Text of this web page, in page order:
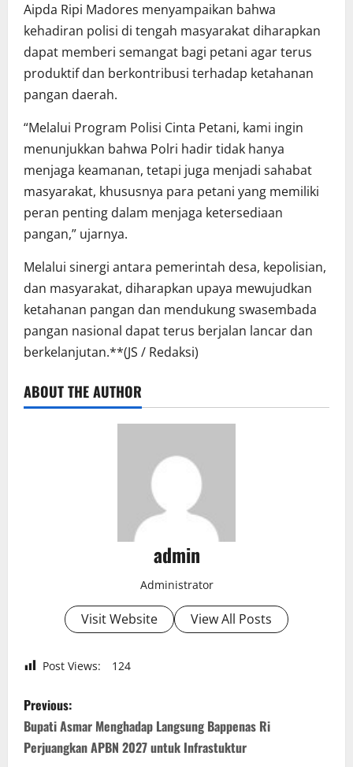
Aipda Ripi Madores menyampaikan bahwa
kehadiran polisi di tengah masyarakat diharapkan
dapat memberi semangat bagi petani agar terus
produktif dan berkontribusi terhadap ketahanan
pangan daerah.
“Melalui Program Polisi Cinta Petani, kami ingin
menunjukkan bahwa Polri hadir tidak hanya
menjaga keamanan, tetapi juga menjadi sahabat
masyarakat, khususnya para petani yang memiliki
peran penting dalam menjaga ketersediaan
pangan,” ujarnya.
Melalui sinergi antara pemerintah desa, kepolisian,
dan masyarakat, diharapkan upaya mewujudkan
ketahanan pangan dan mendukung swasembada
pangan nasional dapat terus berjalan lancar dan
berkelanjutan.**(JS / Redaksi)
ABOUT THE AUTHOR
admin
Administrator
Visit Website View All Posts
Post Views: 124
P
o
Previous:
Bupati Asmar Menghadap Langsung Bappenas Ri
Perjuangkan APBN 2027 untuk Infrastuktur